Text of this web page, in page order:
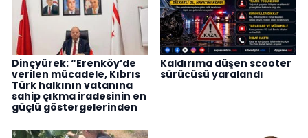
Dinçyürek: “Erenköy’de
verilen mücadele, Kıbrıs
Türk halkının vatanına
sahip çıkma iradesinin en
güçlü göstergelerinden
Kaldırıma düşen scooter
sürücüsü yaralandı